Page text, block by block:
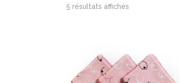
5 résultats affichés